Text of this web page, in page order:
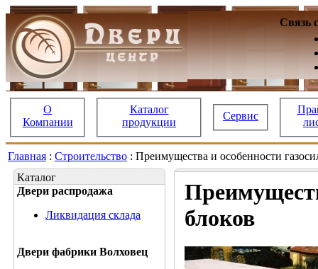
Связь
О
Компании
Каталог
продукции
Сервис
Главная : Строительство : Преимущества и особенности
Каталог
Двери распродажа
Ликвидация склада
Двери фабрики Волховец
блоков